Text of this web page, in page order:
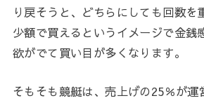
り戻そうと、どちらにしても回数を
少額で買えるというイメージで金銭
欲がでて買い目が多くなります。
そもそも競艇は、売上げの25％が運